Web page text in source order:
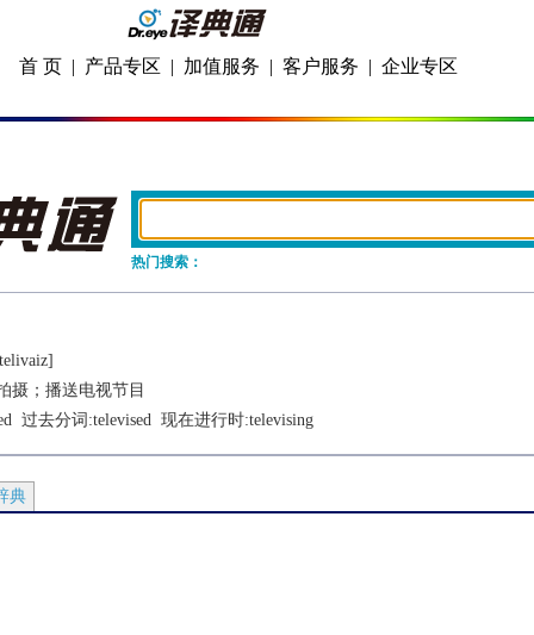
首 页 | 产品专区 | 加值服务 | 客户服务 | 企业专区
热门搜索：
摄；播送电视节目
过去分词:televised 现在进行时:televising
典